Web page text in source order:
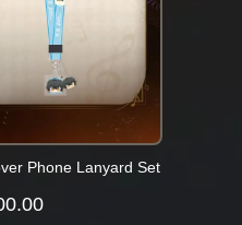
Phone Lanyard Set